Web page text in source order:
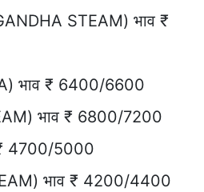
STEAM) भाव ₹
भाव ₹ 6400/6600
भाव ₹ 6800/7200
4700/5000
भाव ₹ 4200/4400